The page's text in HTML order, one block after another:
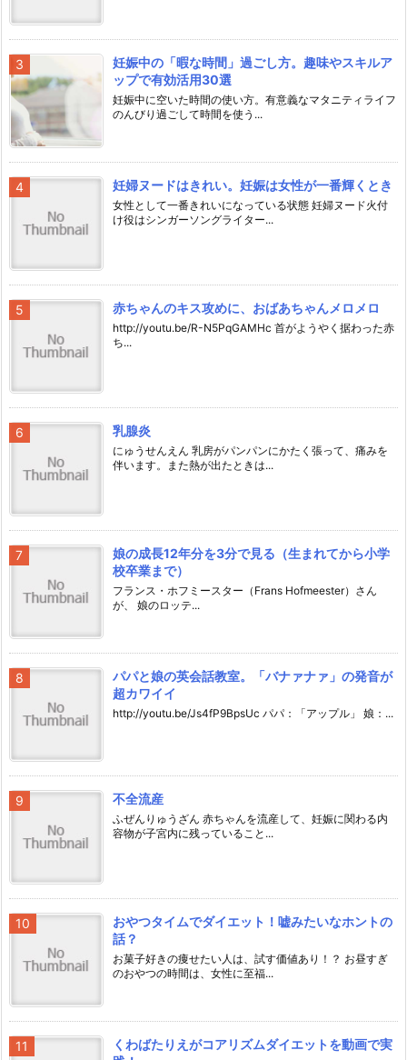
妊娠中の「暇な時間」過ごし方。趣味やスキルア
ップで有効活用30選
妊娠中に空いた時間の使い方。有意義なマタニティライフ
のんびり過ごして時間を使う...
妊婦ヌードはきれい。妊娠は女性が一番輝くとき
女性として一番きれいになっている状態 妊婦ヌード火付
け役はシンガーソングライター...
赤ちゃんのキス攻めに、おばあちゃんメロメロ
http://youtu.be/R-N5PqGAMHc 首がようやく据わった赤
ち...
乳腺炎
にゅうせんえん 乳房がパンパンにかたく張って、痛みを
伴います。また熱が出たときは...
娘の成長12年分を3分で見る（生まれてから小学
校卒業まで）
フランス・ホフミースター（Frans Hofmeester）さん
が、 娘のロッテ...
パパと娘の英会話教室。「バナァナァ」の発音が
超カワイイ
http://youtu.be/Js4fP9BpsUc パパ：「アップル」 娘：...
不全流産
ふぜんりゅうざん 赤ちゃんを流産して、妊娠に関わる内
容物が子宮内に残っていること...
おやつタイムでダイエット！嘘みたいなホントの
話？
お菓子好きの痩せたい人は、試す価値あり！？ お昼すぎ
のおやつの時間は、女性に至福...
くわばたりえがコアリズムダイエットを動画で実